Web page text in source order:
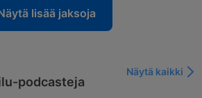
lisää jaksoja
podcasteja
Näytä kaikki